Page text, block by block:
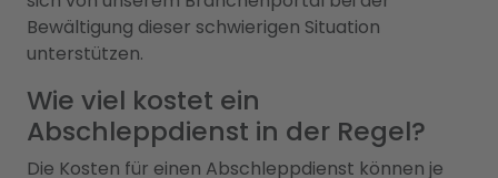
Bewältigung dieser schwierigen Situation
unterstützen.
Wie viel kostet ein
Abschleppdienst in der Regel?
Die Kosten für einen Abschleppdienst können je